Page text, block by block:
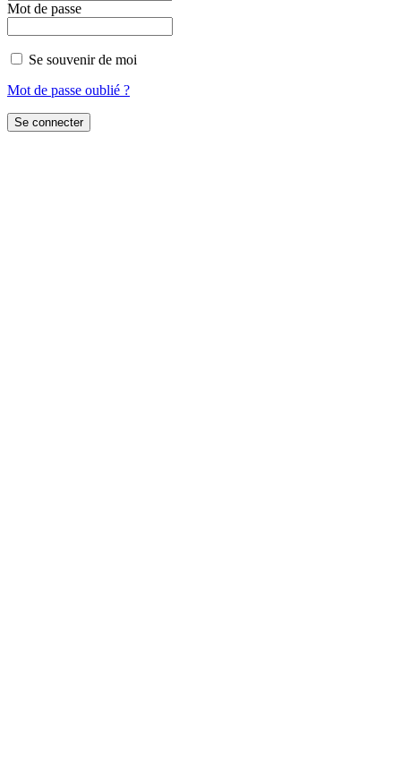
Mot de passe
Se souvenir de moi
Mot de passe oublié ?